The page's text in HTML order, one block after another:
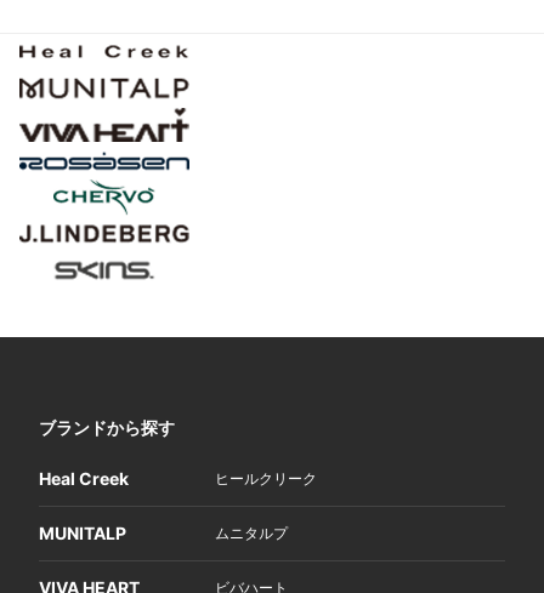
ブランドから探す
Heal Creek ヒールクリーク
MUNITALP ムニタルプ
VIVA HEART ビバハート